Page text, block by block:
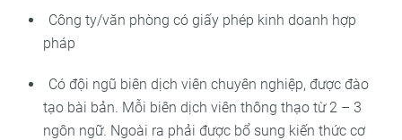
Công ty/văn phòng có giấy phép kinh doanh hợp
pháp
Có đội ngũ biên dịch viên chuyên nghiệp, được đào
tạo bài bản. Mỗi biên dịch viên thông thạo từ 2 – 3
ngôn ngữ. Ngoài ra phải được bổ sung kiến thức cơ